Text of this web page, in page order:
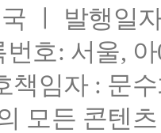
ㅣ 발행일
호: 서울,
책임자 : 문
모든 콘텐